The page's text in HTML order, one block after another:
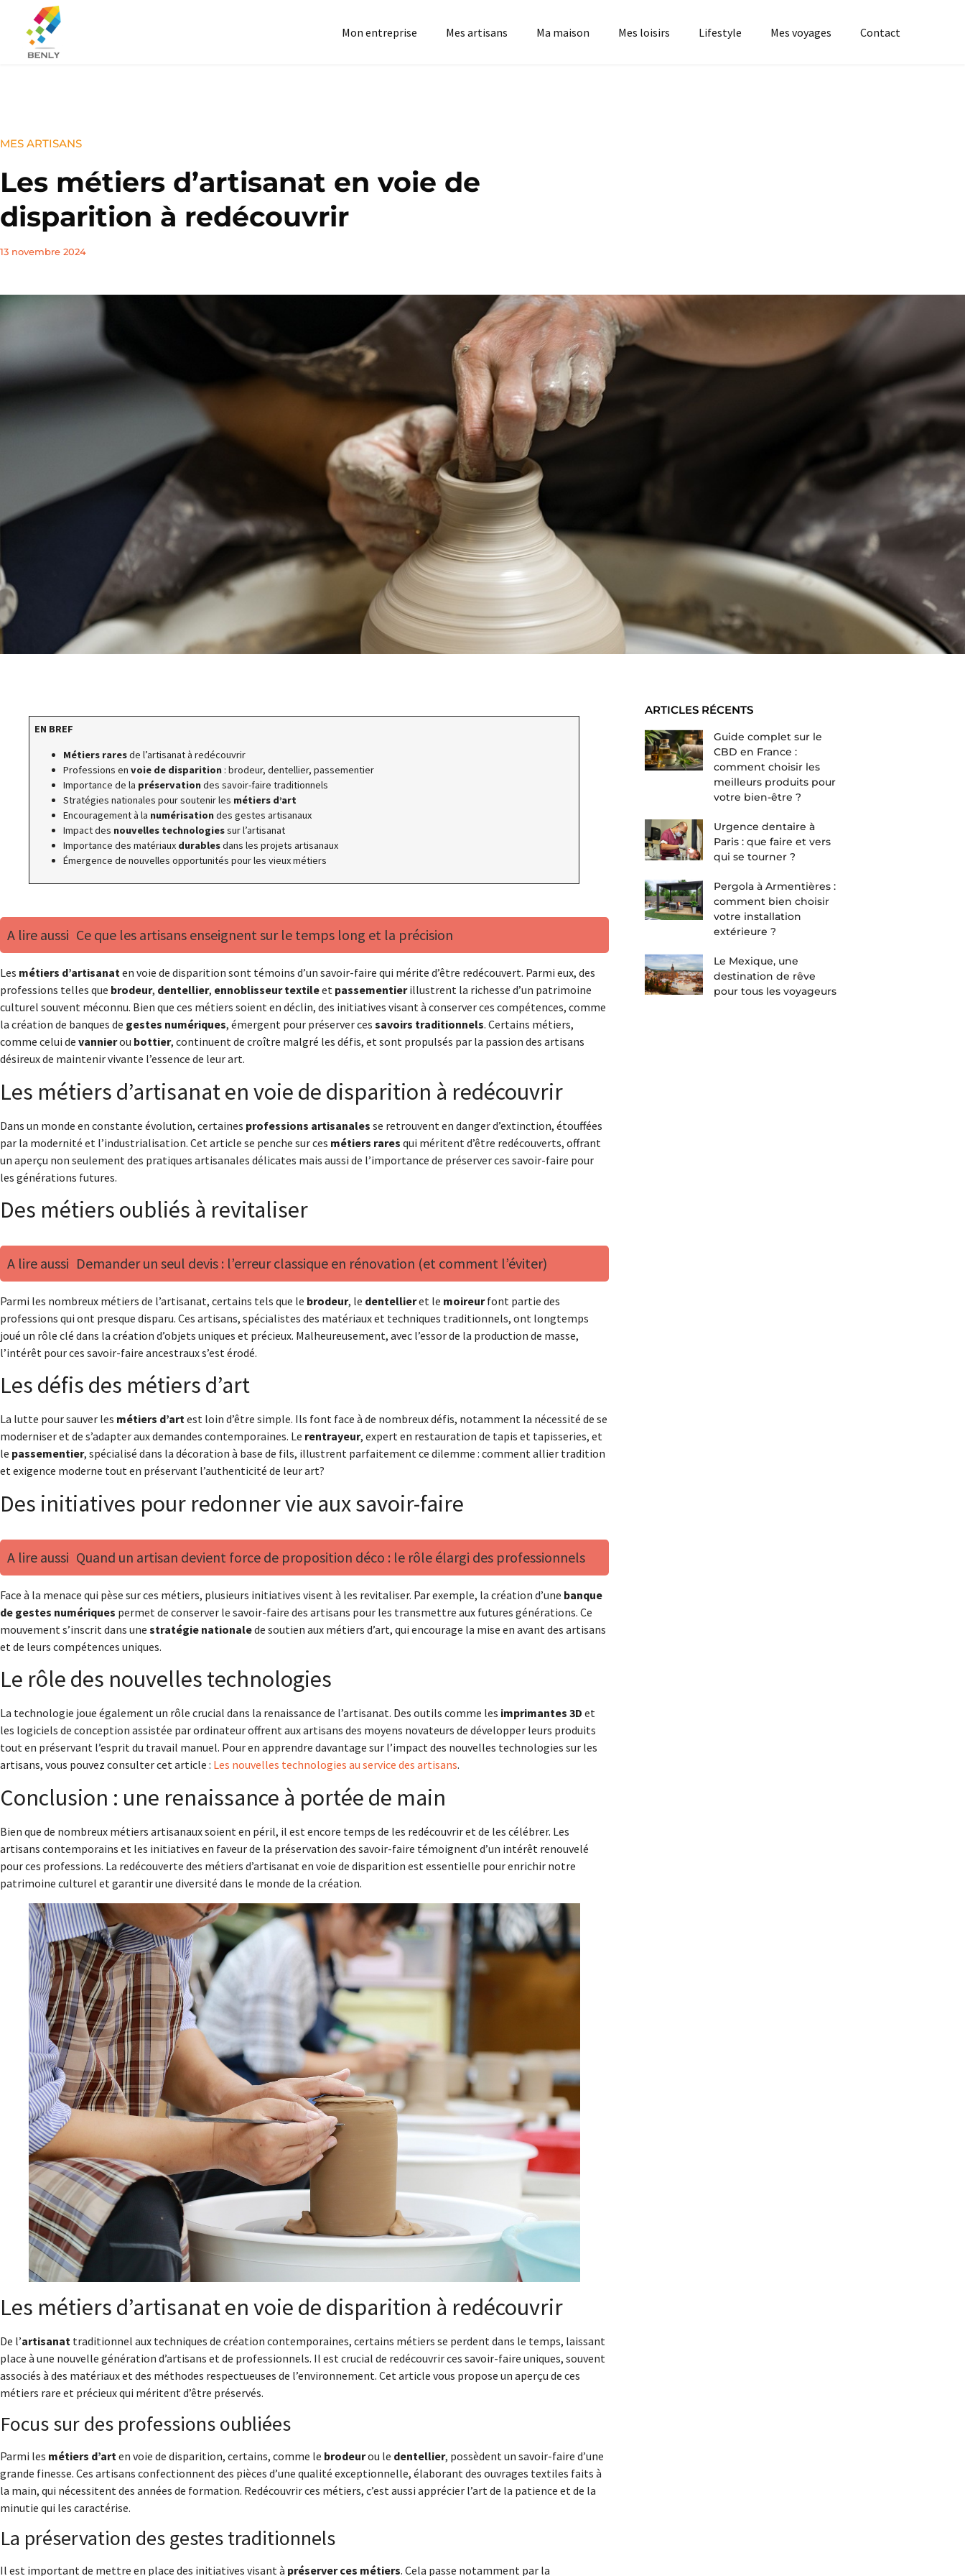
Mon entreprise Mes artisans Ma maison Mes loisirs Lifestyle Mes voyages Contact
MES ARTISANS
Les métiers d’artisanat en voie de
disparition à redécouvrir
13 novembre 2024
EN BREF
Métiers raresde l’artisanat à redécouvrir
Professions envoie de disparition : brodeur, dentellier, passementier
Importance de la préservationdes savoir-faire traditionnels
Stratégies nationales pour soutenir les métiers d’art
Encouragement à la numérisationdes gestes artisanaux
Impact des nouvelles technologiessur l’artisanat
Importance des matériaux durablesdans les projets artisanaux
Émergence de nouvelles opportunités pour les vieux métiers
A lire aussi Ce que les artisans enseignent sur le temps long et la précision
Les métiers d’artisanaten voie de disparition sont témoins d’un savoir-faire qui mérite d’être redécouvert. Parmi eux, des
professions telles que brodeur, dentellier, ennoblisseur textileet passementierillustrent la richesse d’un patrimoine
culturel souvent méconnu. Bien que ces métiers soient en déclin, des initiatives visant à conserver ces compétences, comme
la création de banques de gestes numériques, émergent pour préserver ces savoirs traditionnels. Certains métiers,
comme celui de vannierou bottier, continuent de croître malgré les défis, et sont propulsés par la passion des artisans
désireux de maintenir vivante l’essence de leur art.
Les métiers d’artisanat en voie de disparition à redécouvrir
Dans un monde en constante évolution, certaines professions artisanales se retrouvent en danger d’extinction, étouffées
par la modernité et l’industrialisation. Cet article se penche sur ces métiers rares qui méritent d’être redécouverts, offrant
un aperçu non seulement des pratiques artisanales délicates mais aussi de l’importance de préserver ces savoir-faire pour
les générations futures.
Des métiers oubliés à revitaliser
A lire aussi Demander un seul devis : l’erreur classique en rénovation (et comment l’éviter)
Parmi les nombreux métiers de l’artisanat, certains tels que le brodeur, le dentellieret le moireurfont partie des
professions qui ont presque disparu. Ces artisans, spécialistes des matériaux et techniques traditionnels, ont longtemps
joué un rôle clé dans la création d’objets uniques et précieux. Malheureusement, avec l’essor de la production de masse,
l’intérêt pour ces savoir-faire ancestraux s’est érodé.
Les défis des métiers d’art
La lutte pour sauver les métiers d’artest loin d’être simple. Ils font face à de nombreux défis, notamment la nécessité de se
moderniser et de s’adapter aux demandes contemporaines. Le rentrayeur, expert en restauration de tapis et tapisseries, et
le passementier, spécialisé dans la décoration à base de fils, illustrent parfaitement ce dilemme : comment allier tradition
et exigence moderne tout en préservant l’authenticité de leur art?
Des initiatives pour redonner vie aux savoir-faire
A lire aussi Quand un artisan devient force de proposition déco : le rôle élargi des professionnels
Face à la menace qui pèse sur ces métiers, plusieurs initiatives visent à les revitaliser. Par exemple, la création d’une banque
de gestes numériques permet de conserver le savoir-faire des artisans pour les transmettre aux futures générations. Ce
mouvement s’inscrit dans une stratégie nationalede soutien aux métiers d’art, qui encourage la mise en avant des artisans
et de leurs compétences uniques.
Le rôle des nouvelles technologies
La technologie joue également un rôle crucial dans la renaissance de l’artisanat. Des outils comme les imprimantes 3D et
les logiciels de conception assistée par ordinateur offrent aux artisans des moyens novateurs de développer leurs produits
tout en préservant l’esprit du travail manuel. Pour en apprendre davantage sur l’impact des nouvelles technologies sur les
artisans, vous pouvez consulter cet article : Les nouvelles technologies au service des artisans.
Conclusion : une renaissance à portée de main
Bien que de nombreux métiers artisanaux soient en péril, il est encore temps de les redécouvrir et de les célébrer. Les
artisans contemporains et les initiatives en faveur de la préservation des savoir-faire témoignent d’un intérêt renouvelé
pour ces professions. La redécouverte des métiers d’artisanat en voie de disparition est essentielle pour enrichir notre
patrimoine culturel et garantir une diversité dans le monde de la création.
Les métiers d’artisanat en voie de disparition à redécouvrir
De l’artisanat traditionnel aux techniques de création contemporaines, certains métiers se perdent dans le temps, laissant
place à une nouvelle génération d’artisans et de professionnels. Il est crucial de redécouvrir ces savoir-faire uniques, souvent
associés à des matériaux et des méthodes respectueuses de l’environnement. Cet article vous propose un aperçu de ces
métiers rare et précieux qui méritent d’être préservés.
Focus sur des professions oubliées
Parmi les métiers d’art en voie de disparition, certains, comme le brodeurou le dentellier, possèdent un savoir-faire d’une
grande finesse. Ces artisans confectionnent des pièces d’une qualité exceptionnelle, élaborant des ouvrages textiles faits à
la main, qui nécessitent des années de formation. Redécouvrir ces métiers, c’est aussi apprécier l’art de la patience et de la
minutie qui les caractérise.
La préservation des gestes traditionnels
Il est important de mettre en place des initiatives visant à préserver ces métiers. Cela passe notamment par la
ARTICLES RÉCENTS
Guide complet sur le
CBD en France :
comment choisir les
meilleurs produits pour
votre bien-être ?
Urgence dentaire à
Paris : que faire et vers
qui se tourner ?
Pergola à Armentières :
comment bien choisir
votre installation
extérieure ?
Le Mexique, une
destination de rêve
pour tous les voyageurs